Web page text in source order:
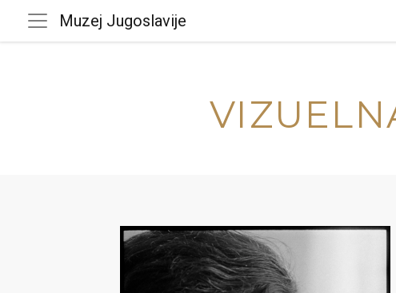
Muzej Jugoslavije